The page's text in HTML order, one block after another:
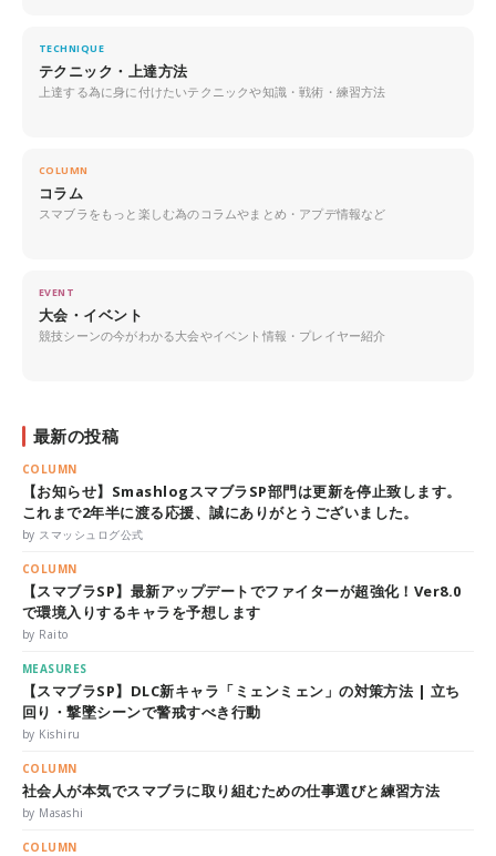
TECHNIQUE
テクニック・上達方法
上達する為に身に付けたいテクニックや知識・戦術・練習方法
COLUMN
コラム
スマブラをもっと楽しむ為のコラムやまとめ・アプデ情報など
EVENT
大会・イベント
競技シーンの今がわかる大会やイベント情報・プレイヤー紹介
最新の投稿
COLUMN
【お知らせ】SmashlogスマブラSP部門は更新を停止致します。
これまで2年半に渡る応援、誠にありがとうございました。
by スマッシュログ公式
COLUMN
【スマブラSP】最新アップデートでファイターが超強化！Ver8.0
で環境入りするキャラを予想します
by Raito
MEASURES
【スマブラSP】DLC新キャラ「ミェンミェン」の対策方法 | 立ち
回り・撃墜シーンで警戒すべき行動
by Kishiru
COLUMN
社会人が本気でスマブラに取り組むための仕事選びと練習方法
by Masashi
COLUMN